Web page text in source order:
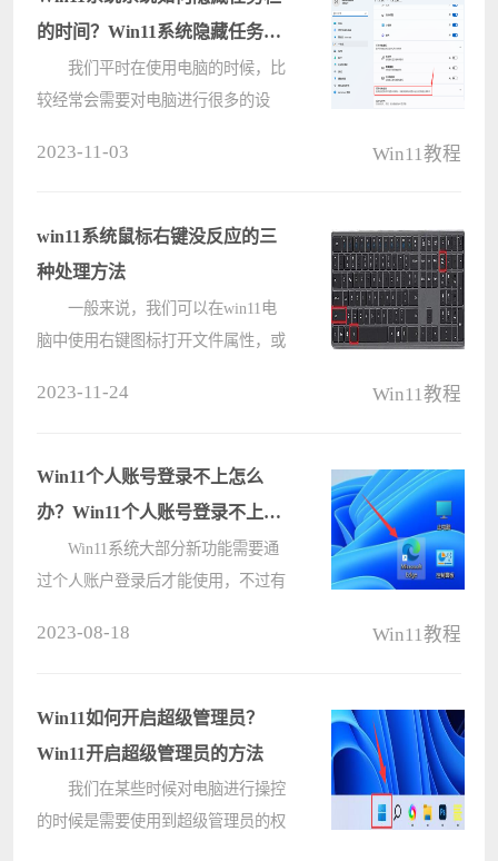
来看????
的时间？Win11系统隐藏任务栏
的时间教程
我们平时在使用电脑的时候，比
较经常会需要对电脑进行很多的设
任务栏，将对应的任务应用图标关闭
就好了????
2023-11-03 Win11教程
win11系统鼠标右键没反应的三
种处理方法
一般来说，我们可以在win11电
脑中使用右键图标打开文件属性，或
怎么办，下面一起来看看小编是怎么
操作的????
2023-11-24 Win11教程
Win11个人账号登录不上怎么
办？Win11个人账号登录不上的
解决方法
Win11系统大部分新功能需要通
过个人账户登录后才能使用，不过有
一起来看看应该如何解决吧。
Win11????
2023-08-18 Win11教程
Win11如何开启超级管理员？
Win11开启超级管理员的方法
我们在某些时候对电脑进行操控
的时候是需要使用到超级管理员的权